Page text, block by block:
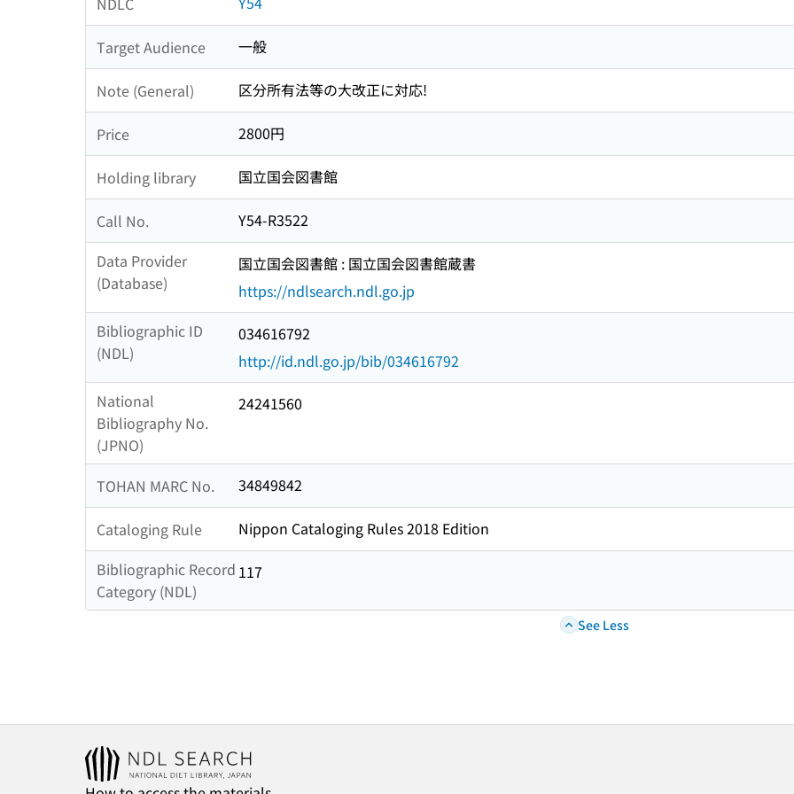
Target Audience 一般
Note (General) 区分所有法等の大改正に対応!
Price 2800円
Holding library 国立国会図書館
Call No.
Y54-R3522
Data Provider
(Database)
国立国会図書館 : 国立国会図書館蔵書
https://ndlsearch.ndl.go.jp
Bibliographic ID
(NDL)
034616792
http://id.ndl.go.jp/bib/034616792
National
Bibliography No.
(JPNO)
24241560
TOHAN MARC No. 34849842
Cataloging Rule
Nippon Cataloging Rules 2018 Edition
Bibliographic Record
Category (NDL)
117
See Less